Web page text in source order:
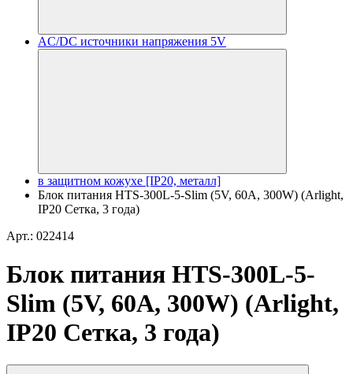
AC/DC источники напряжения 5V
в защитном кожухе [IP20, металл]
Блок питания HTS-300L-5-Slim (5V, 60A, 300W) (Arlight,
IP20 Сетка, 3 года)
Арт.: 022414
Блок питания HTS-300L-5-
Slim (5V, 60A, 300W) (Arlight,
IP20 Сетка, 3 года)